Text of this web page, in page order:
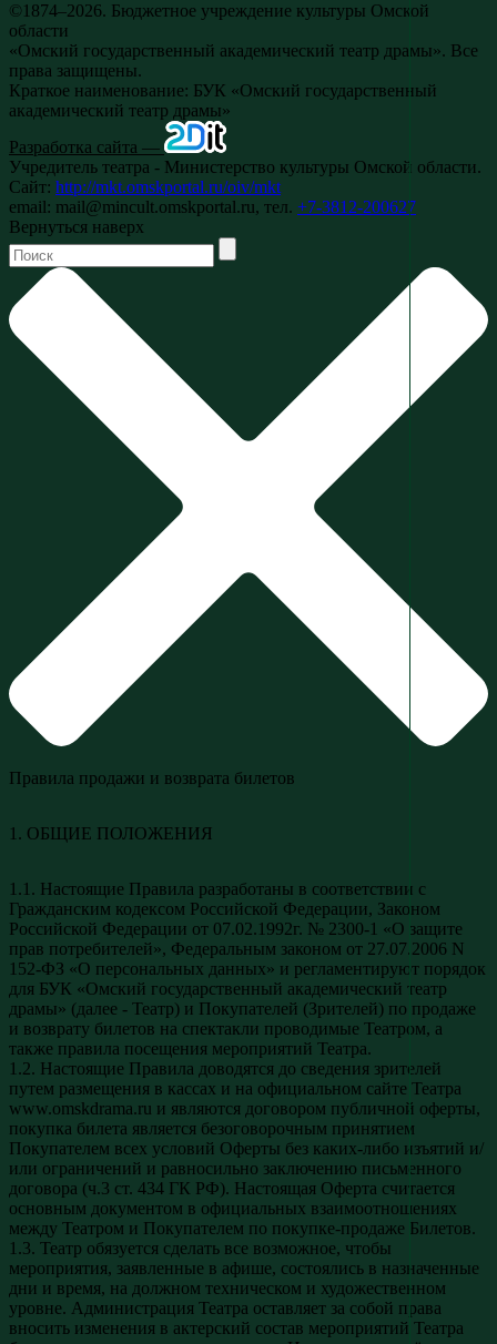
©1874–2026. Бюджетное учреждение культуры Омской
области
«Омский государственный академический театр драмы». Все
права защищены.
Краткое наименование: БУК «Омский государственный
академический театр драмы»
Разработка сайта —
Учредитель театра - Министерство культуры Омской области.
Сайт: http://mkt.omskportal.ru/oiv/mkt
email: mail@mincult.omskportal.ru, тел. +7-3812-200627
Вернуться наверх
Правила продажи и возврата билетов
1. ОБЩИЕ ПОЛОЖЕНИЯ
1.1. Настоящие Правила разработаны в соответствии с
Гражданским кодексом Российской Федерации, Законом
Российской Федерации от 07.02.1992г. № 2300-1 «О защите
прав потребителей», Федеральным законом от 27.07.2006 N
152-ФЗ «О персональных данных» и регламентируют порядок
для БУК «Омский государственный академический театр
драмы» (далее - Театр) и Покупателей (Зрителей) по продаже
и возврату билетов на спектакли проводимые Театром, а
также правила посещения мероприятий Театра.
1.2. Настоящие Правила доводятся до сведения зрителей
путем размещения в кассах и на официальном сайте Театра
www.omskdrama.ru и являются договором публичной оферты,
покупка билета является безоговорочным принятием
Покупателем всех условий Оферты без каких-либо изъятий и/
или ограничений и равносильно заключению письменного
договора (ч.3 ст. 434 ГК РФ). Настоящая Оферта считается
основным документом в официальных взаимоотношениях
между Театром и Покупателем по покупке-продаже Билетов.
1.3. Театр обязуется сделать все возможное, чтобы
мероприятия, заявленные в афише, состоялись в назначенные
дни и время, на должном техническом и художественном
уровне. Администрация Театра оставляет за собой права
вносить изменения в актерский состав мероприятий Театра